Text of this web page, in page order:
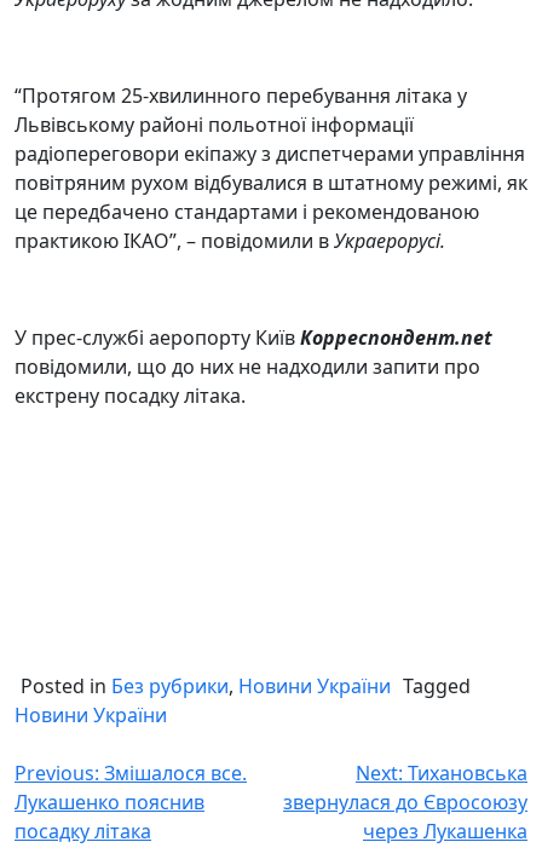
“Протягом 25-хвилинного перебування літака у
Львівському районі польотної інформації
радіопереговори екіпажу з диспетчерами управління
повітряним рухом відбувалися в штатному режимі, як
це передбачено стандартами і рекомендованою
практикою ІКАО”, – повідомили вУкраерорусі.
У прес-службі аеропорту КиївКорреспондент.net
повідомили, що до них не надходили запити про
екстрену посадку літака.
Posted in Без рубрики, Новини України Tagged
Новини України
Навігація
записів
Previous: Змішалося все.
Лукашенко пояснив
посадку літака
Next: Тихановська
звернулася до Євросоюзу
через Лукашенка